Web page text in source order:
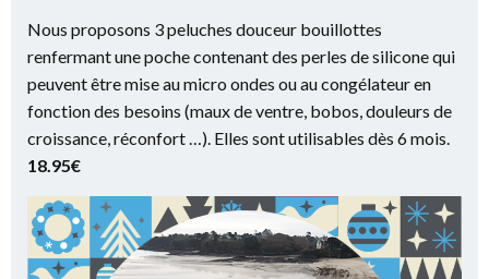
Nous proposons 3 peluches douceur bouillottes
renfermant une poche contenant des perles de silicone qui
peuvent être mise au micro ondes ou au congélateur en
fonction des besoins (maux de ventre, bobos, douleurs de
croissance, réconfort …). Elles sont utilisables dès 6 mois.
18.95€